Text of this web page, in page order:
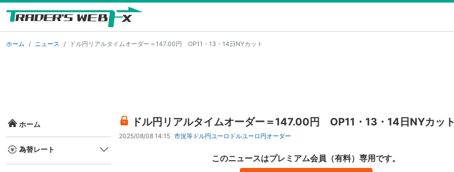
ホーム ニュース ドル円リアルタイムオーダー＝147.00円 OP11・13・14日NYカット
ホーム
為替レート
ドル円リアルタイムオーダー＝147.00円 OP11・13・14日NYカット
2025/08/08 14:15 市況等 ドル円ユーロドルユーロ円オーダー
このニュースはプレミアム会員（有料）専用です。